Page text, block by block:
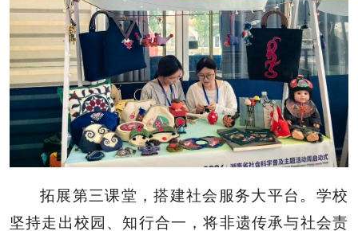
拓展第三课堂，搭建社会服务大平台。学校
坚持走出校园、知行合一，将非遗传承与社会责